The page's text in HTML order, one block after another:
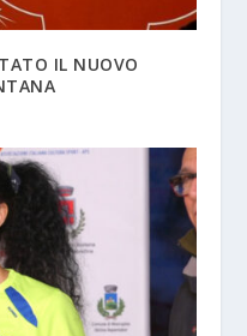
IL NUOVO